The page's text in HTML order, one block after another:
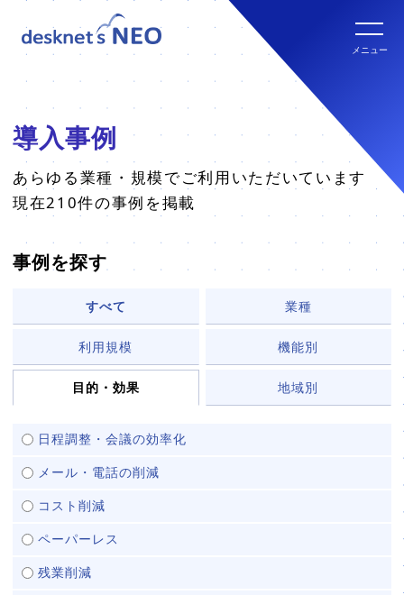
メニュー
クラウド版の特長
クラウド版・パッケージ版比較
他社グループウェアからの乗換 hot!
ご利用環境について
クラウド版の動作環境
パッケージ版の動作環境
全文検索システム Neuron ES new
連携ツール
パッケージ版連携ツール
パッケージ版ライセンス価格
パッケージ版年間サポート
パッケージ版ご購入の流れ
販売パートナー
導入事例
あらゆる業種・規模でご利用いただいています
現在210件の事例を掲載
事例を探す
すべて 業種
利用規模 機能別
目的・効果 地域別
日程調整・会議の効率化
メール・電話の削減
コスト削減
ペーパーレス
残業削減